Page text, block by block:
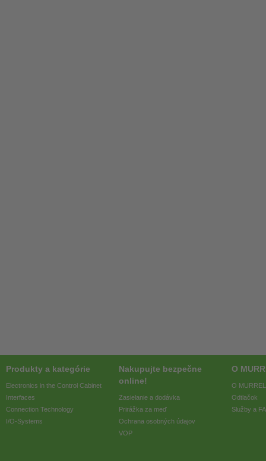
Produkty a kategórie
Electronics in the Control Cabinet
Interfaces
Connection Technology
I/O-Systems
Nakupujte bezpečne
online!
Zasielanie a dodávka
Prirážka za meď
Ochrana osobných údajov
VOP
O
O
Odtlačok
Služby a